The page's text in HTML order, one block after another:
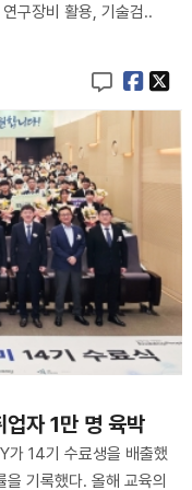
구장비 활용, 기술검..
자 1만 명 육박
가 14기 수료생을 배출했
기록했다. 올해 교육의